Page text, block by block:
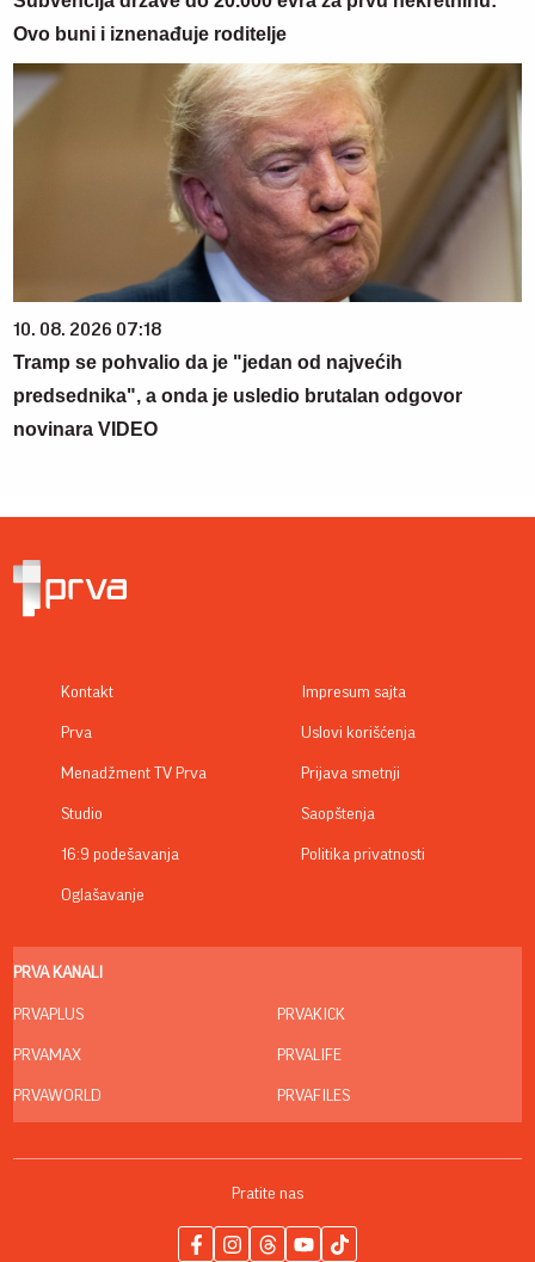
Ovo buni i iznenađuje roditelje
10. 08. 2026 07:18
Tramp se pohvalio da je "jedan od najvećih
predsednika", a onda je usledio brutalan odgovor
novinara VIDEO
Kontakt
Prva
Menadžment TV Prva
Studio
16:9 podešavanja
Oglašavanje
Impresum sajta
Uslovi korišćenja
Prijava smetnji
Saopštenja
Politika privatnosti
PRVA KANALI
PRVAPLUS
PRVAMAX
PRVAWORLD
PRVAKICK
PRVALIFE
PRVAFILES
Pratite nas